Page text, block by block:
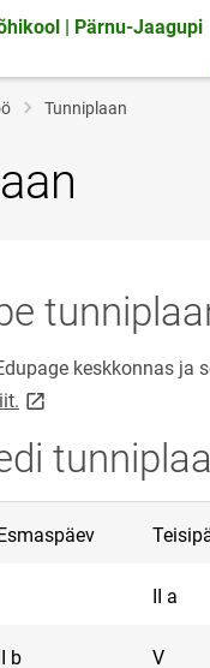
| Pärnu-Jaagupi
Tunniplaan
keskkonnas ja
link opens on new page
II a
b V